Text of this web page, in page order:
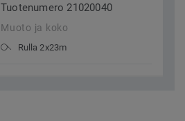
Tuotenumero 21020040
Muoto ja koko
Rulla 2x23m